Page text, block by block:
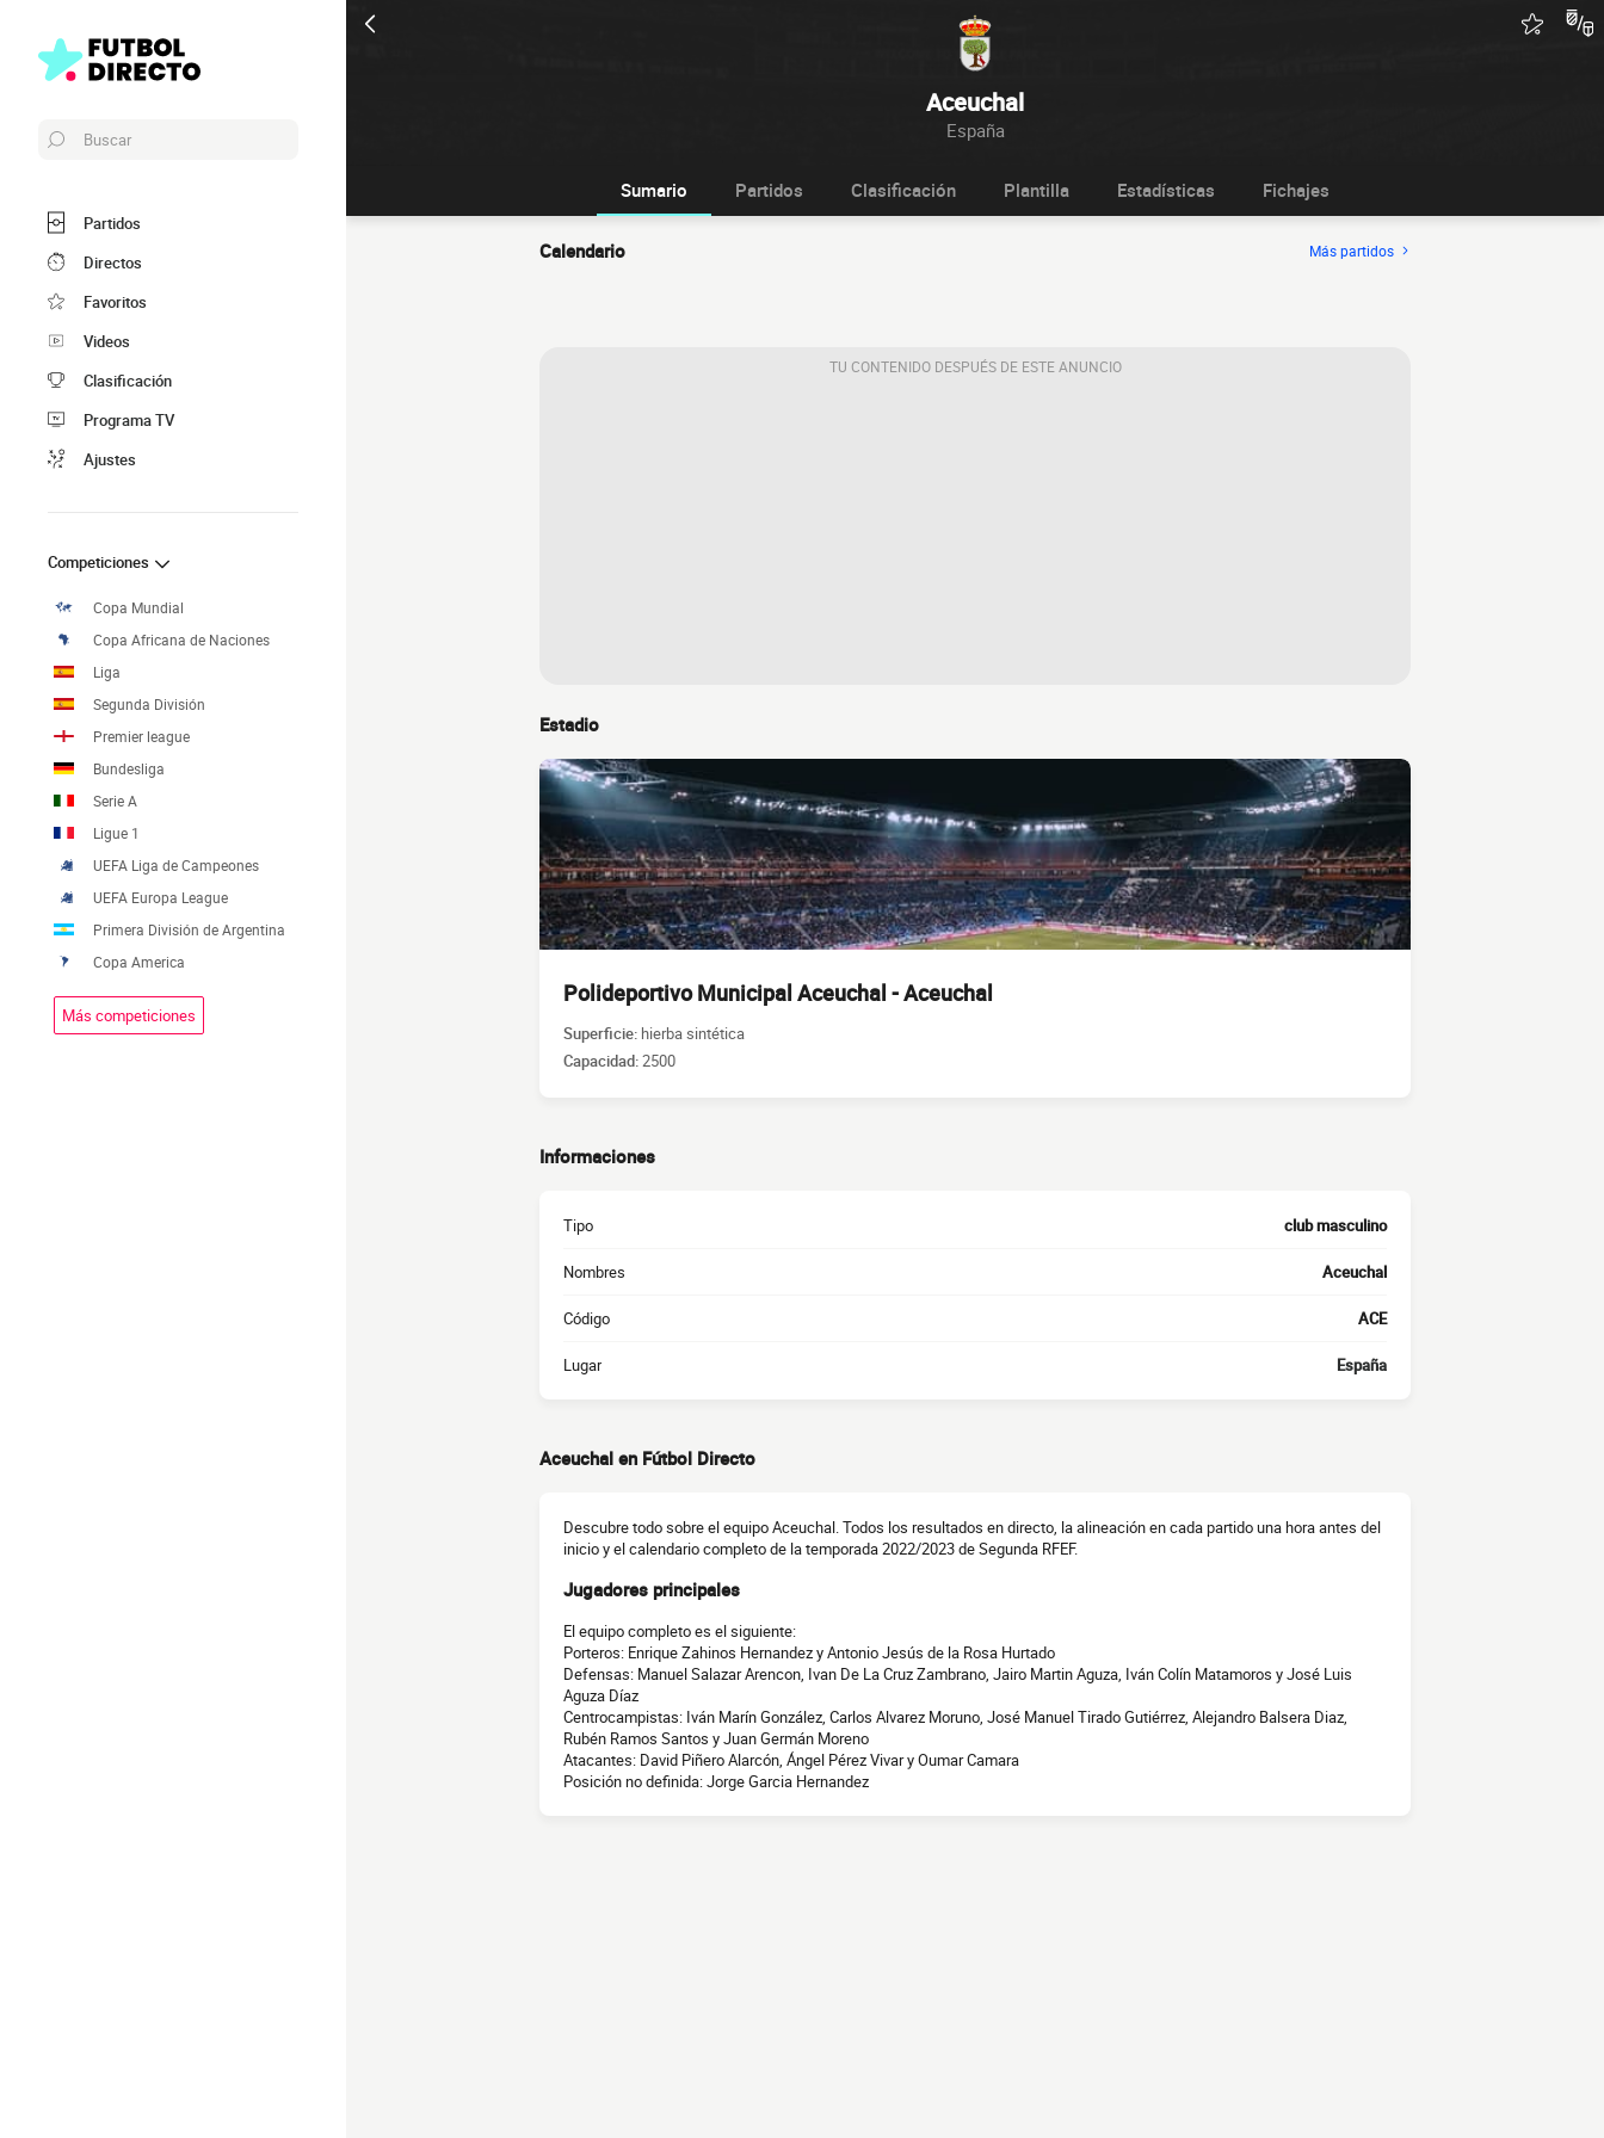
Aceuchal
España
Buscar
Partidos
Directos
Favoritos
Videos
Clasificación
Programa TV
Ajustes
Competiciones
Copa Mundial
Copa Africana de Naciones
Liga
Segunda División
Premier league
Bundesliga
Serie A
Ligue 1
UEFA Liga de Campeones
UEFA Europa League
Primera División de Argentina
Copa America
Más competiciones
Sumario Partidos Clasificación Plantilla Estadísticas Fichajes
Calendario Más partidos
TU CONTENIDO DESPUÉS DE ESTE ANUNCIO
Estadio
Polideportivo Municipal Aceuchal - Aceuchal
Superficie: hierba sintética
Capacidad:2500
Informaciones
Tipo club masculino
Nombres Aceuchal
Código ACE
Lugar España
Aceuchal en Fútbol Directo
Descubre todo sobre el equipo Aceuchal. Todos los resultados en directo, la alineación en cada partido una hora antes del
inicio y el calendario completo de la temporada 2022/2023 de Segunda RFEF.
Jugadores principales
El equipo completo es el siguiente:
Porteros: Enrique Zahinos Hernandez y Antonio Jesús de la Rosa Hurtado
Defensas: Manuel Salazar Arencon, Ivan De La Cruz Zambrano, Jairo Martin Aguza, Iván Colín Matamoros y José Luis
Aguza Díaz
Centrocampistas: Iván Marín González, Carlos Alvarez Moruno, José Manuel Tirado Gutiérrez, Alejandro Balsera Diaz,
Rubén Ramos Santos y Juan Germán Moreno
Atacantes: David Piñero Alarcón, Ángel Pérez Vivar y Oumar Camara
Posición no definida: Jorge Garcia Hernandez